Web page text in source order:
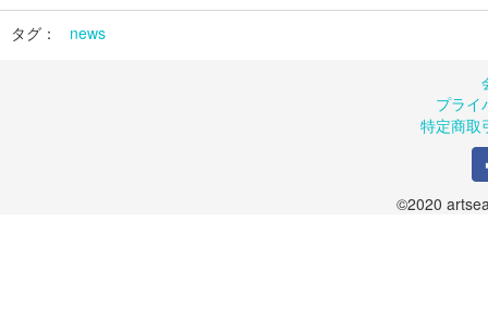
タグ： news
プライ
特定商取
©2020